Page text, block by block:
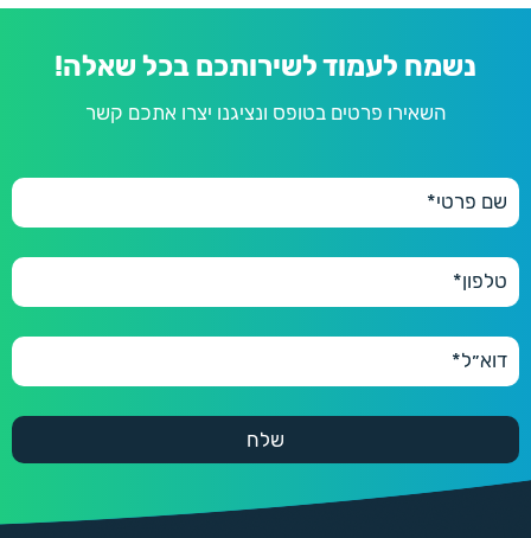
נשמח לעמוד לשירותכם בכל שאלה!
השאירו פרטים בטופס ונציגנו יצרו אתכם קשר